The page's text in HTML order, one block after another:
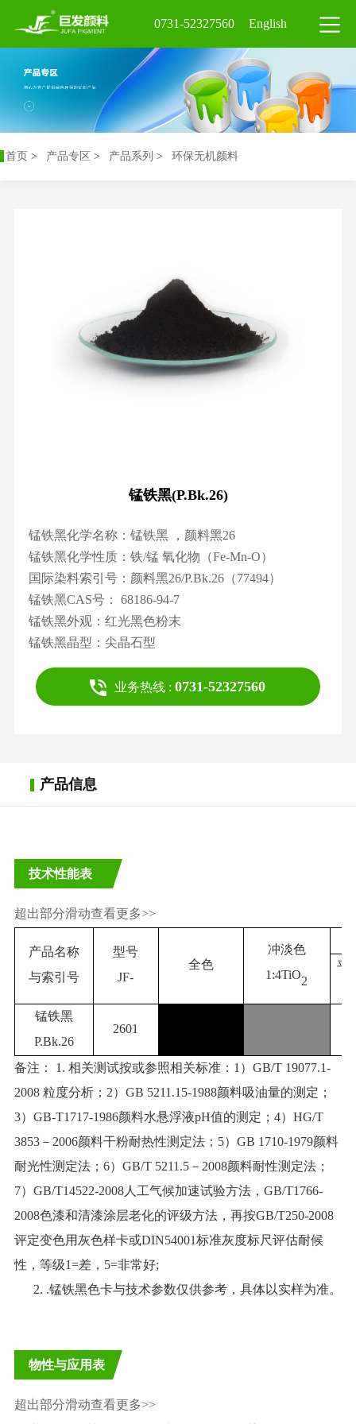
0731-52327560 English
首页 > 产品专区 > 产品系列 > 环保无机颜料
锰铁黑(P.Bk.26)
锰铁黑化学名称：锰铁黑 ，颜料黑26
锰铁黑化学性质：铁/锰 氧化物（Fe-Mn-O）
国际染料索引号：颜料黑26/P.Bk.26（77494）
锰铁黑CAS号： 68186-94-7
锰铁黑外观：红光黑色粉末
锰铁黑晶型：尖晶石型
业务热线 :0731-52327560
产品信息
技术性能表
超出部分滑动查看更多>>
产品名称
与索引号
型号
JF-
全色
冲淡色
1:4TiO2
平
锰铁黑
P.Bk.26
2601
备注：
1. 相关测试按或参照相关标准：1）GB/T 19077.1-
2008 粒度分析；2）GB 5211.15-1988颜料吸油量的测定；
3）GB-T1717-1986颜料水悬浮液pH值的测定；4）HG/T
3853－2006颜料干粉耐热性测定法；5）GB 1710-1979颜料
耐光性测定法；6）GB/T 5211.5－2008颜料耐性测定法；
7）GB/T14522-2008人工气候加速试验方法，GB/T1766-
2008色漆和清漆涂层老化的评级方法，再按GB/T250-2008
评定变色用灰色样卡或DIN54001标准灰度标尺评估耐候
性，等级1=差，5=非常好;
2. .锰铁黑色卡与技术参数仅供参考，具体以实样为准。
物性与应用表
超出部分滑动查看更多>>